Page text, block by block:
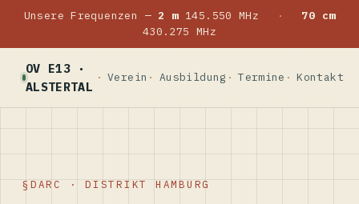
Unsere Frequenzen — 2 m145.550 MHz ·
70 cm
430.275 MHz
OV E13 ·
ALSTERTAL
Verein Ausbildung Termine Kontakt
DARC · DISTRIKT HAMBURG